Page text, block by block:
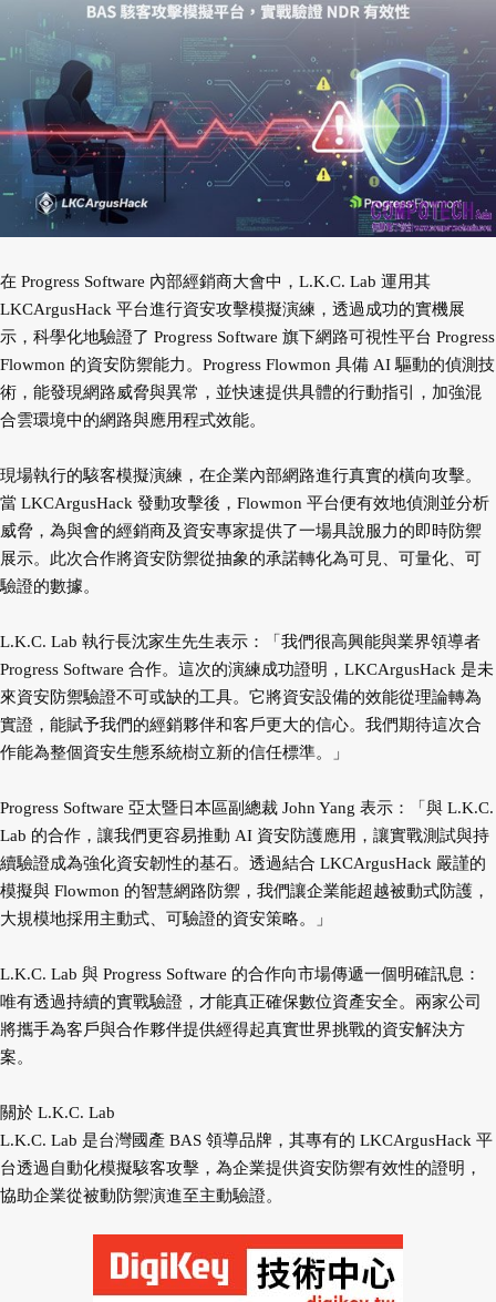
在 Progress Software 內部經銷商大會中，L.K.C. Lab 運用其
LKCArgusHack 平台進行資安攻擊模擬演練，透過成功的實機展
示，科學化地驗證了 Progress Software 旗下網路可視性平台 Progress
Flowmon 的資安防禦能力。Progress Flowmon 具備 AI 驅動的偵測技
術，能發現網路威脅與異常，並快速提供具體的行動指引，加強混
合雲環境中的網路與應用程式效能。
現場執行的駭客模擬演練，在企業內部網路進行真實的橫向攻擊。
當 LKCArgusHack 發動攻擊後，Flowmon 平台便有效地偵測並分析
威脅，為與會的經銷商及資安專家提供了一場具說服力的即時防禦
展示。此次合作將資安防禦從抽象的承諾轉化為可見、可量化、可
驗證的數據。
L.K.C. Lab 執行長沈家生先生表示：「我們很高興能與業界領導者
Progress Software 合作。這次的演練成功證明，LKCArgusHack 是未
來資安防禦驗證不可或缺的工具。它將資安設備的效能從理論轉為
實證，能賦予我們的經銷夥伴和客戶更大的信心。我們期待這次合
作能為整個資安生態系統樹立新的信任標準。」
Progress Software 亞太暨日本區副總裁 John Yang 表示：「與 L.K.C.
Lab 的合作，讓我們更容易推動 AI 資安防護應用，讓實戰測試與持
續驗證成為強化資安韌性的基石。透過結合 LKCArgusHack 嚴謹的
模擬與 Flowmon 的智慧網路防禦，我們讓企業能超越被動式防護，
大規模地採用主動式、可驗證的資安策略。」
L.K.C. Lab 與 Progress Software 的合作向市場傳遞一個明確訊息：
唯有透過持續的實戰驗證，才能真正確保數位資產安全。兩家公司
將攜手為客戶與合作夥伴提供經得起真實世界挑戰的資安解決方
案。
關於 L.K.C. Lab
L.K.C. Lab 是台灣國產 BAS 領導品牌，其專有的 LKCArgusHack 平
台透過自動化模擬駭客攻擊，為企業提供資安防禦有效性的證明，
協助企業從被動防禦演進至主動驗證。